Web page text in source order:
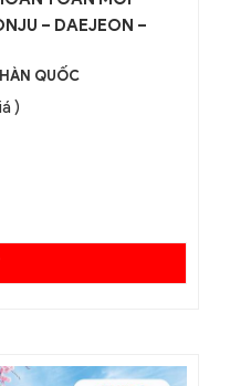
– DAEJEON –
QUỐC
)